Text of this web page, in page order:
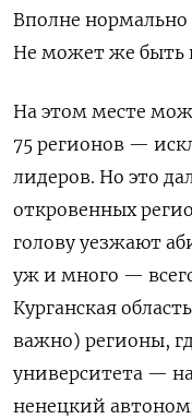
Вполне нормально
Не может же быть
На этом месте
75 регионов —
лидеров. Но это
откровенных
голову уезжают
уж и много —
Курганская
важно) регионы,
университета —
ненецкий